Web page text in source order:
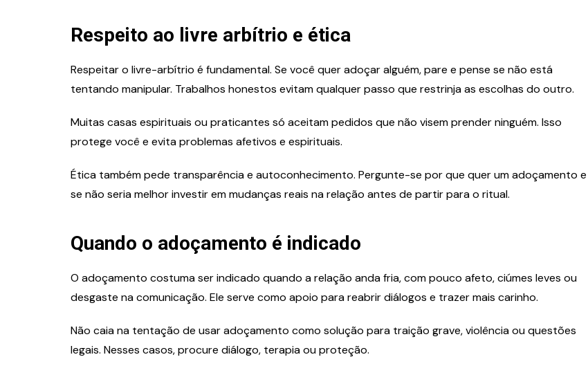
Respeito ao livre arbítrio e ética
Respeitar o livre-arbítrio é fundamental. Se você quer adoçar alguém, pare e pense se não está
tentando manipular. Trabalhos honestos evitam qualquer passo que restrinja as escolhas do outro.
Muitas casas espirituais ou praticantes só aceitam pedidos que não visem prender ninguém. Isso
protege você e evita problemas afetivos e espirituais.
Ética também pede transparência e autoconhecimento. Pergunte-se por que quer um adoçamento e
se não seria melhor investir em mudanças reais na relação antes de partir para o ritual.
Quando o adoçamento é indicado
O adoçamento costuma ser indicado quando a relação anda fria, com pouco afeto, ciúmes leves ou
desgaste na comunicação. Ele serve como apoio para reabrir diálogos e trazer mais carinho.
Não caia na tentação de usar adoçamento como solução para traição grave, violência ou questões
legais. Nesses casos, procure diálogo, terapia ou proteção.